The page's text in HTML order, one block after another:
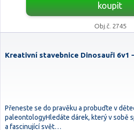
koupit
Obj.č. 2745
Kreativní stavebnice Dinosauři 6v1
Přeneste se do pravěku a probuďte v
paleontologyHledáte dárek, který v sobě
a fascinující svět…